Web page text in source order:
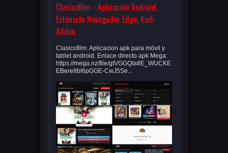
Clasicofilm - Aplicación Android,
Extensión Navegador Edge, Kodi
Addon
Clasicofilm: Aplicacion apk para móvil y
tablet android. Enlace directo apk Mega:
https://mega.nz/file/gtVGGQIa#E_WUCKE
EBere8bl6pGGE-CwJ5Se...